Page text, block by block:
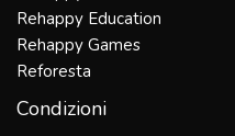
Rehappy Education
Rehappy Games
Reforesta
Condizioni